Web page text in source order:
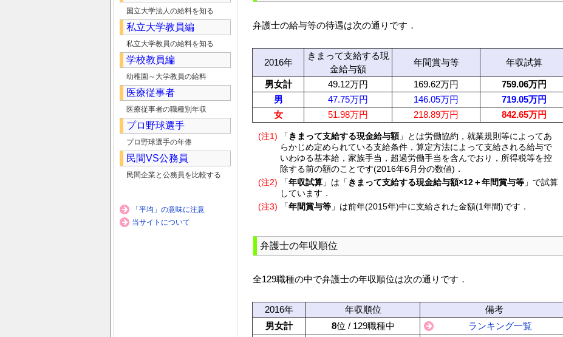
弁護士の給与等の待遇は次の通りです．
2016年
きまって支給する現
金給与額
年間賞与等 年収試算
男女計 49.12万円 169.62万円
759.06万円
男
47.75万円 146.05万円
719.05万円
女
51.98万円 218.89万円 842.65万円
(注1) 「 きまって支給する現金給与額」とは労働協約，就業規則等によってあ
らかじめ定められている支給条件，算定方法によって支給される給与で
いわゆる基本給，家族手当，超過労働手当を含んでおり，所得税等を控
除する前の額のことです(2016年6月分の数値)．
(注2)
「年収試算 」は「 きまって支給する現金給与額×12＋年間賞与等 」で試算
しています．
(注3)
「年間賞与等 」は前年(2015年)中に支給された金額(1年間)です．
弁護士の年収順位
全129職種の中で弁護士の年収順位は次の通りです．
2016年 年収順位
備考
男女計
8位 / 129職種中
ランキング一覧
国立大学法人の給料を知る
私立大学教員編
私立大学教員の給料を知る
学校教員編
幼稚園～大学教員の給料
医療従事者
医療従事者の職種別年収
プロ野球選手
プロ野球選手の年俸
民間VS公務員
民間企業と公務員を比較する
「平均」の意味に注意
当サイトについて